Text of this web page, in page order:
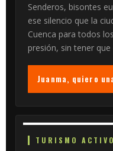
Senderos, bisontes
ese silencio que la
Cuenca para todos
presión, sin tener
Juanma, quiero
TURISMO